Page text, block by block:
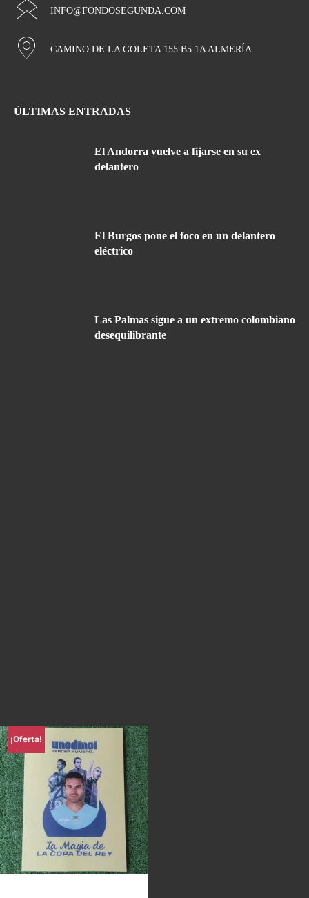
INFO@FONDOSEGUNDA.COM
CAMINO DE LA GOLETA 155 B5 1A ALMERÍA
ÚLTIMAS ENTRADAS
El Andorra vuelve a fijarse en su ex
delantero
El Burgos pone el foco en un delantero
eléctrico
Las Palmas sigue a un extremo colombiano
desequilibrante
¡Oferta!